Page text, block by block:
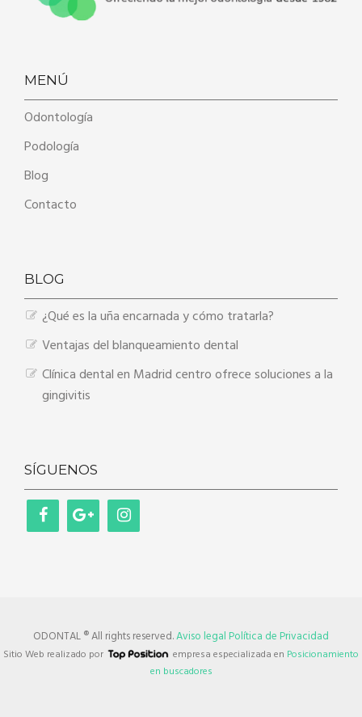
MENÚ
Odontología
Podología
Blog
Contacto
BLOG
¿Qué es la uña encarnada y cómo tratarla?
Ventajas del blanqueamiento dental
Clínica dental en Madrid centro ofrece soluciones a la
gingivitis
SÍGUENOS
ODONTAL ® All rights reserved.Aviso legal Política de Privacidad
Sitio Web realizado por empresa especializada en Posicionamiento
en buscadores